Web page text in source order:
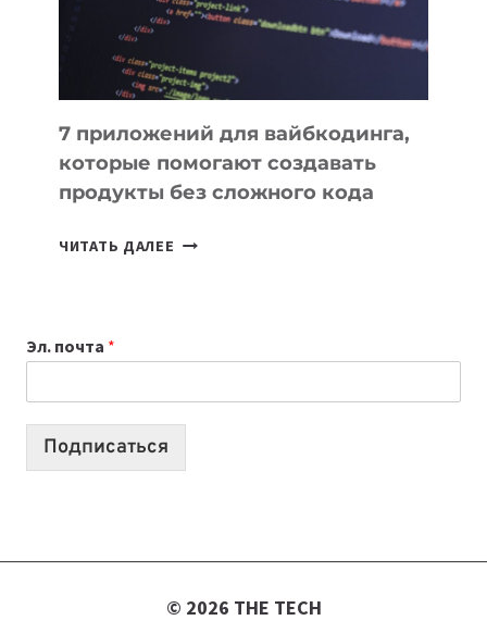
7 приложений для вайбкодинга,
которые помогают создавать
продукты без сложного кода
ЧИТАТЬ ДАЛЕЕ
СОЗДАВАТЬ
ПРОДУКТЫ
Эл. почта *
Подписаться
© 2026 THE TECH